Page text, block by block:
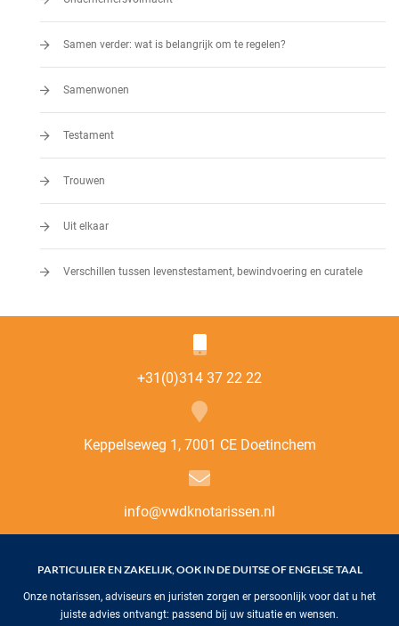
Samen verder: wat is belangrijk om te regelen?
Samenwonen
Testament
Trouwen
Uit elkaar
Verschillen tussen levenstestament, bewindvoering en curatele
+31(0)314 37 22 22
Keppelseweg 1, 7001 CE Doetinchem
info@vwdknotarissen.nl
PARTICULIER EN ZAKELIJK, OOK IN DE DUITSE OF ENGELSE TAAL
Onze notarissen, adviseurs en juristen zorgen er persoonlijk voor dat u het
juiste advies ontvangt: passend bij uw situatie en wensen.